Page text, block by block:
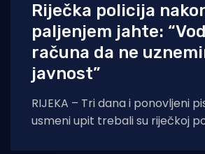
Riječka policija
paljenjem jahte:
računa da ne
javnost”
RIJEKA – Tri dana i ponovljeni
usmeni upit trebali su riječkoj